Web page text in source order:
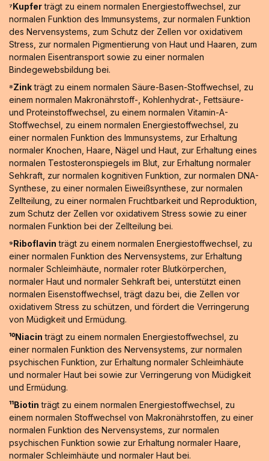
⁷Kupferträgt zu einem normalen Energiestoffwechsel, zur
normalen Funktion des Immunsystems, zur normalen Funktion
des Nervensystems, zum Schutz der Zellen vor oxidativem
Stress, zur normalen Pigmentierung von Haut und Haaren, zum
normalen Eisentransport sowie zu einer normalen
Bindegewebsbildung bei.
⁸Zinkträgt zu einem normalen Säure-Basen-Stoffwechsel, zu
einem normalen Makronährstoff-, Kohlenhydrat-, Fettsäure-
und Proteinstoffwechsel, zu einem normalen Vitamin-A-
Stoffwechsel, zu einem normalen Energiestoffwechsel, zu
einer normalen Funktion des Immunsystems, zur Erhaltung
normaler Knochen, Haare, Nägel und Haut, zur Erhaltung eines
normalen Testosteronspiegels im Blut, zur Erhaltung normaler
Sehkraft, zur normalen kognitiven Funktion, zur normalen DNA-
Synthese, zu einer normalen Eiweißsynthese, zur normalen
Zellteilung, zu einer normalen Fruchtbarkeit und Reproduktion,
zum Schutz der Zellen vor oxidativem Stress sowie zu einer
normalen Funktion bei der Zellteilung bei.
⁹Riboflavin trägt zu einem normalen Energiestoffwechsel, zu
einer normalen Funktion des Nervensystems, zur Erhaltung
normaler Schleimhäute, normaler roter Blutkörperchen,
normaler Haut und normaler Sehkraft bei, unterstützt einen
normalen Eisenstoffwechsel, trägt dazu bei, die Zellen vor
oxidativem Stress zu schützen, und fördert die Verringerung
von Müdigkeit und Ermüdung.
¹⁰Niacin trägt zu einem normalen Energiestoffwechsel, zu
einer normalen Funktion des Nervensystems, zur normalen
psychischen Funktion, zur Erhaltung normaler Schleimhäute
und normaler Haut bei sowie zur Verringerung von Müdigkeit
und Ermüdung.
¹¹Biotin trägt zu einem normalen Energiestoffwechsel, zu
einem normalen Stoffwechsel von Makronährstoffen, zu einer
normalen Funktion des Nervensystems, zur normalen
psychischen Funktion sowie zur Erhaltung normaler Haare,
normaler Schleimhäute und normaler Haut bei.